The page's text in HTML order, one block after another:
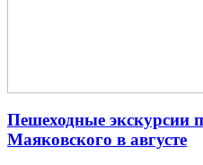
Пешеходные экскурсии
Маяковского в августе